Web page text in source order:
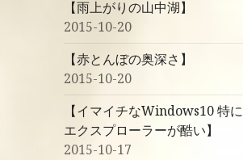
【雨上がりの山中湖】
2015-10-20
【赤とんぼの奥深さ】
2015-10-20
【イマイチなWindows10 特に
エクスプローラーが酷い】
2015-10-17